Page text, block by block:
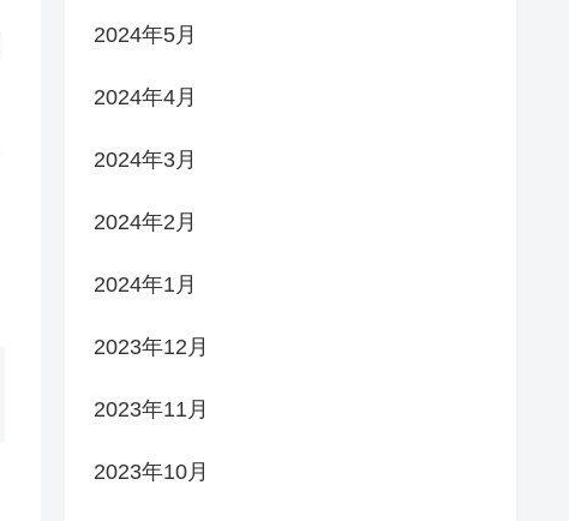
2024年5月
2024年4月
2024年3月
2024年2月
2024年1月
2023年12月
2023年11月
2023年10月